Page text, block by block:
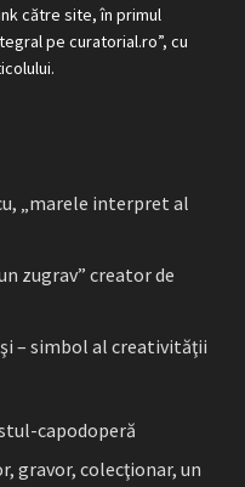
către site, în primul
pe curatorial.ro”, cu
„marele interpret al
zugrav” creator de
– simbol al creativităţii
capodoperă
gravor, colecţionar, un